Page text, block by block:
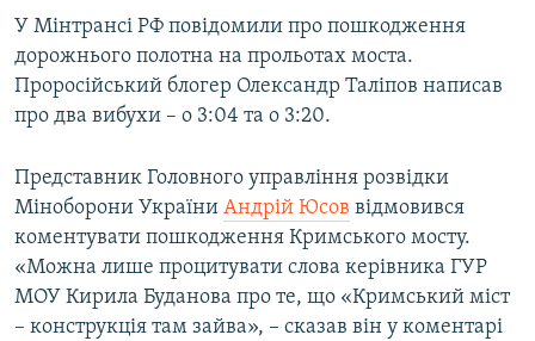
У Мінтрансі РФ повідомили про пошкодження
дорожнього полотна на прольотах моста.
Проросійський блогер Олександр Таліпов написав
про два вибухи – о 3:04 та о 3:20.
Представник Головного управління розвідки
Міноборони України Андрій Юсов відмовився
коментувати пошкодження Кримського мосту.
«Можна лише процитувати слова керівника ГУР
МОУ Кирила Буданова про те, що «Кримський міст
– конструкція там зайва», – сказав він у коментарі